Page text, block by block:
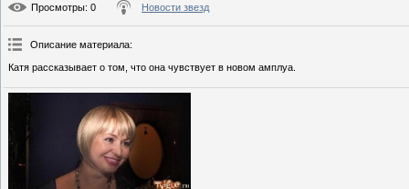
Просмотры: 0 Новости звезд
Описание материала:
Катя рассказывает о том, что она чувствует в новом амплуа.